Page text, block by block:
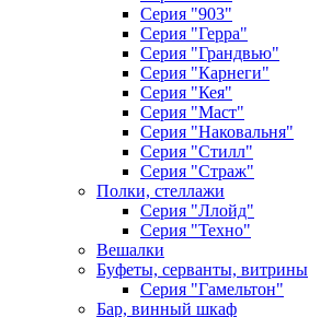
Серия "903"
Серия "Герра"
Серия "Грандвью"
Серия "Карнеги"
Серия "Кея"
Серия "Маст"
Серия "Наковальня"
Серия "Стилл"
Серия "Страж"
Полки, стеллажи
Серия "Ллойд"
Серия "Техно"
Вешалки
Буфеты, серванты, витрины
Серия "Гамельтон"
Бар, винный шкаф